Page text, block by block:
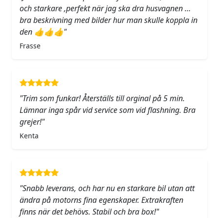
och starkare ,perfekt när jag ska dra husvagnen …
bra beskrivning med bilder hur man skulle koppla in
den 👍👍👍"
Frasse
"Trim som funkar! Återställs till orginal på 5 min.
Lämnar inga spår vid service som vid flashning. Bra
grejer!"
Kenta
"Snabb leverans, och har nu en starkare bil utan att
ändra på motorns fina egenskaper. Extrakraften
finns när det behövs. Stabil och bra box!"